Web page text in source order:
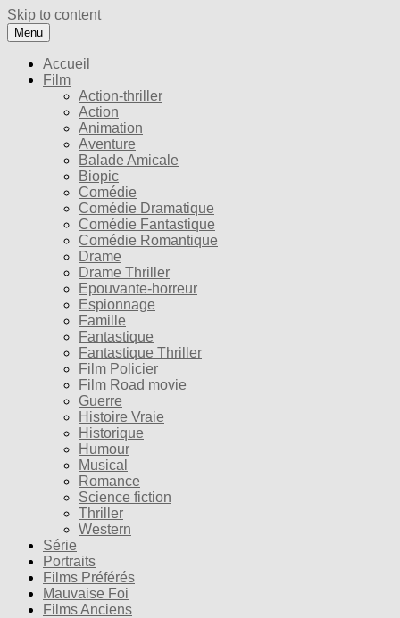
Skip to content
Menu
Accueil
Film
Action-thriller
Action
Animation
Aventure
Balade Amicale
Biopic
Comédie
Comédie Dramatique
Comédie Fantastique
Comédie Romantique
Drame
Drame Thriller
Epouvante-horreur
Espionnage
Famille
Fantastique
Fantastique Thriller
Film Policier
Film Road movie
Guerre
Histoire Vraie
Historique
Humour
Musical
Romance
Science fiction
Thriller
Western
Série
Portraits
Films Préférés
Mauvaise Foi
Films Anciens